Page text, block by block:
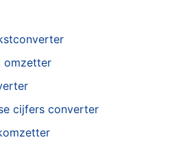
omzetter
cijfers converter